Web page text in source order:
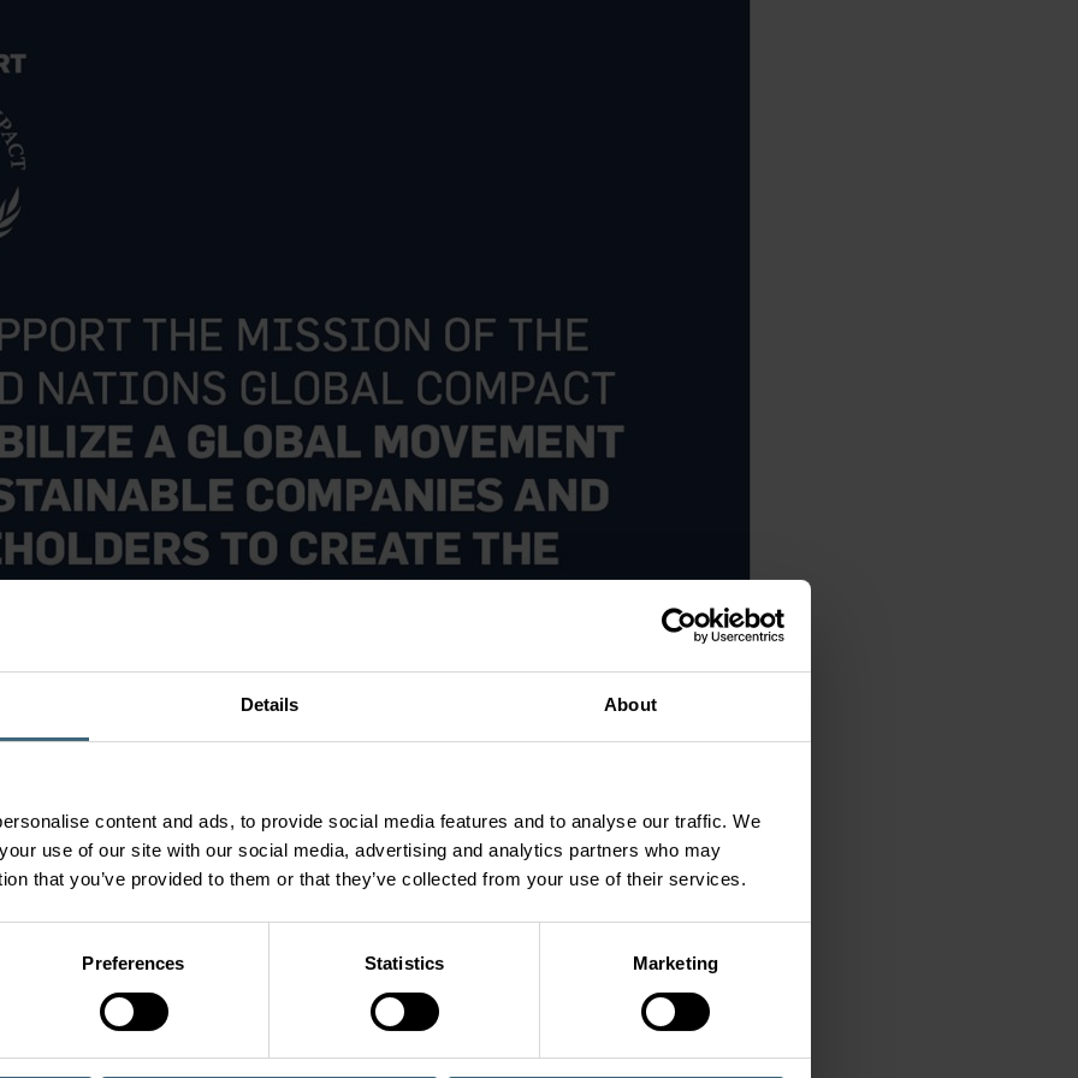
Details About
content and ads, to provide social media features and to analyse our traffic. We
use of our site with our social media, advertising and analytics partners who may
that you’ve provided to them or that they’ve collected from your use of their services.
Preferences Statistics Marketing
die weltweit größte Initiative für unternehmerische Nachhaltigkeit, die Unternehmen
Prinzipien zu übernehmen, die ökologische, soziale und Governance-Ziele (ESG)